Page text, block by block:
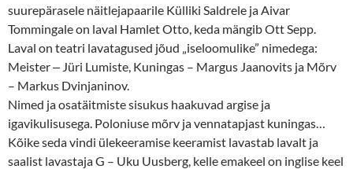
suurepärasele näitlejapaarile Külliki Saldrele ja Aivar
Tommingale on laval Hamlet Otto, keda mängib Ott Sepp.
Laval on teatri lavatagused jõud „iseloomulike” nimedega:
Meister ‒ Jüri Lumiste, Kuningas – Margus Jaanovits ja Mõrv
– Markus Dvinjaninov.
Nimed ja osatäitmiste sisukus haakuvad argise ja
igavikulisusega. Poloniuse mõrv ja vennatapjast kuningas…
Kõike seda vindi ülekeeramise keeramist lavastab lavalt ja
saalist lavastaja G – Uku Uusberg, kelle emakeel on inglise keel